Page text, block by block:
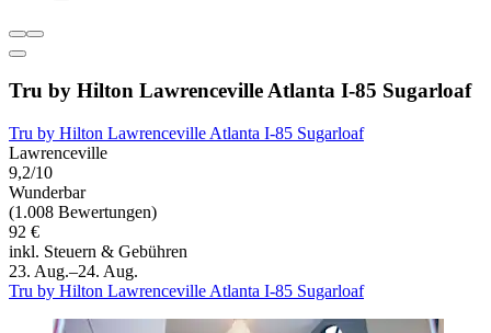
Tru by Hilton Lawrenceville Atlanta I-85 Sugarloaf
Tru by Hilton Lawrenceville Atlanta I-85 Sugarloaf
Lawrenceville
9,2/10
Wunderbar
(1.008 Bewertungen)
92 €
inkl. Steuern & Gebühren
23. Aug.–24. Aug.
Tru by Hilton Lawrenceville Atlanta I-85 Sugarloaf